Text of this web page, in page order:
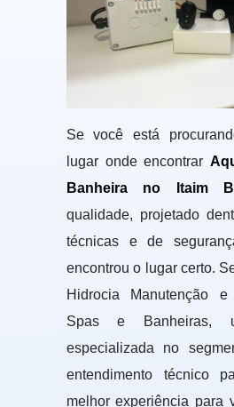
Se você está
lugar onde encontrar
Banheira no Itaim
qualidade, projetado
técnicas e de
encontrou o lugar certo.
Hidrocia Manutenção
Spas e Banheiras,
especializada no
entendimento técnico
melhor experiência para